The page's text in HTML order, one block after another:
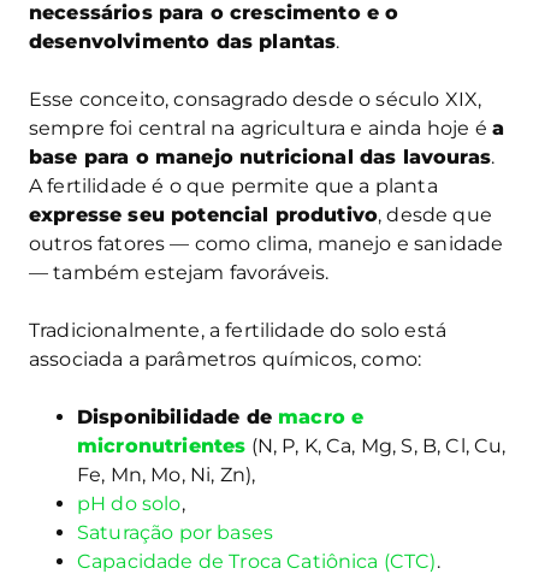
necessários para o crescimento e o
desenvolvimento das plantas.
Esse conceito, consagrado desde o século XIX,
sempre foi central na agricultura e ainda hoje é a
base para o manejo nutricional das lavouras.
A fertilidade é o que permite que a planta
expresse seu potencial produtivo, desde que
outros fatores — como clima, manejo e sanidade
— também estejam favoráveis.
Tradicionalmente, a fertilidade do solo está
associada a parâmetros químicos, como:
Disponibilidade de macro e
micronutrientes (N, P, K, Ca, Mg, S, B, Cl, Cu,
Fe, Mn, Mo, Ni, Zn),
pH do solo,
Saturação por bases
Capacidade de Troca Catiônica (CTC).